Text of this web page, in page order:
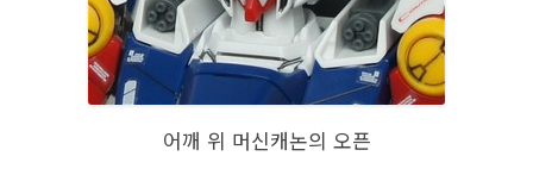
어깨 위 머신캐논의 오픈